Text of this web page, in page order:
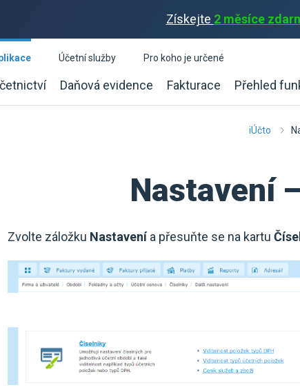
Získejte 2 měsíce
Daňová evidence Fakturace Přehled
Účetní služby
Pro koho je určené
iÚčto
Nastavení
Zvolte záložku Nastavenía přesuňte se na kartu